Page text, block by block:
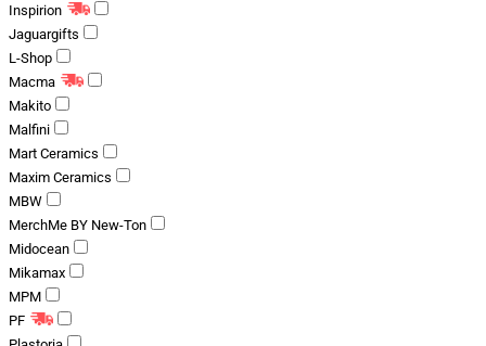
Inspirion
Jaguargifts
L-Shop
Macma
Makito
Malfini
Mart Ceramics
Maxim Ceramics
MBW
MerchMe BY New-Ton
Midocean
Mikamax
MPM
PF